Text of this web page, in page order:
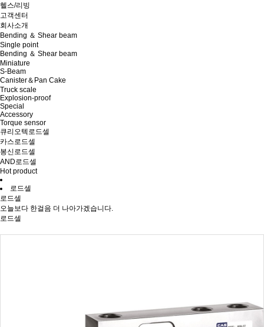
헬스/리빙
고객센터
회사소개
Bending ＆ Shear beam
Single point
Bending ＆ Shear beam
Miniature
S-Beam
Canister＆Pan Cake
Truck scale
Explosion-proof
Special
Accessory
Torque sensor
큐리오텍로드셀
카스로드셀
봉신로드셀
AND로드셀
Hot product
로드셀
로드셀
오늘보다 한걸음 더 나아가겠습니다.
로드셀